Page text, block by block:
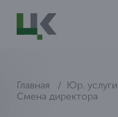
Главная Юр. услуги
Смена директора